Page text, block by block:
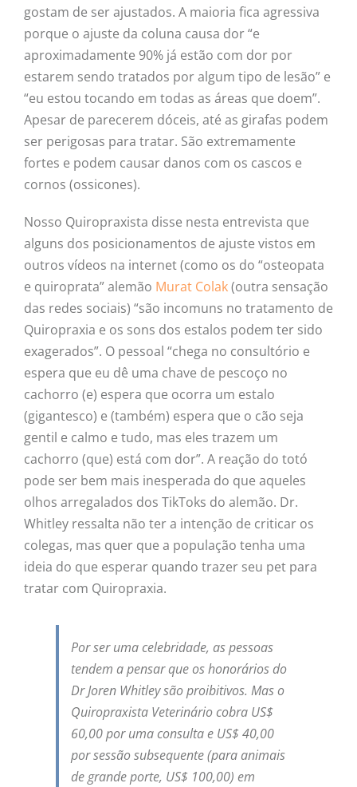
gostam de ser ajustados. A maioria fica agressiva
porque o ajuste da coluna causa dor “e
aproximadamente 90% já estão com dor por
estarem sendo tratados por algum tipo de lesão” e
“eu estou tocando em todas as áreas que doem”.
Apesar de parecerem dóceis, até as girafas podem
ser perigosas para tratar. São extremamente
fortes e podem causar danos com os cascos e
cornos (ossicones).
Nosso Quiropraxista disse nesta entrevista que
alguns dos posicionamentos de ajuste vistos em
outros vídeos na internet (como os do “osteopata
e quiroprata” alemão Murat Colak(outra sensação
das redes sociais) “são incomuns no tratamento de
Quiropraxia e os sons dos estalos podem ter sido
exagerados”. O pessoal “chega no consultório e
espera que eu dê uma chave de pescoço no
cachorro (e) espera que ocorra um estalo
(gigantesco) e (também) espera que o cão seja
gentil e calmo e tudo, mas eles trazem um
cachorro (que) está com dor”. A reação do totó
pode ser bem mais inesperada do que aqueles
olhos arregalados dos TikToks do alemão. Dr.
Whitley ressalta não ter a intenção de criticar os
colegas, mas quer que a população tenha uma
ideia do que esperar quando trazer seu pet para
tratar com Quiropraxia.
Por ser uma celebridade, as pessoas
tendem a pensar que os honorários do
Dr Joren Whitley são proibitivos. Mas o
Quiropraxista Veterinário cobra US$
60,00 por uma consulta e US$ 40,00
por sessão subsequente (para animais
de grande porte, US$ 100,00) em